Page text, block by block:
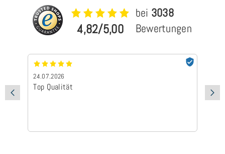
4,82/5,00
bei 3038
Bewertungen
24.07.2026
Top Qualität